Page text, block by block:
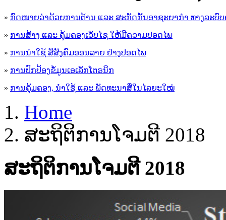
» ກົດໝາຍວ່າດ້ວຍການຕ້ານ ແລະ ສະກັດກັ້ນອາຊະຍາກຳ ທາງລະບົບ
» ການສ້າງ ແລະ ຄຸ້ມຄອງເວັບໄຊ ໃຫ້ມີຄວາມປອດໄພ
» ການນຳໃຊ້ ສື່ສັງຄົມອອນລາຍ ຢ່າງປອດໄພ
» ການ​ປົກ​ປ້ອງ​ຂໍ້​ມູນ​ເອ​ເລັກ​ໂຕ​ຣ​ນິກ
» ການຄຸ້ມຄອງ, ນໍາໃຊ້ ແລະ ພັດທະນາສື່ໃນໄລຍະໃໝ່
Home
ສະຖິຕິການໂຈມຕີ 2018
ສະຖິຕິການໂຈມຕີ 2018